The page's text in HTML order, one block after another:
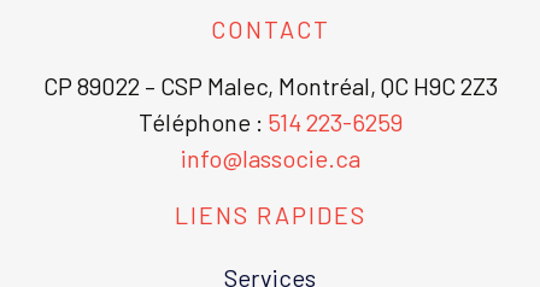
CONTACT
CP 89022 – CSP Malec, Montréal, QC H9C 2Z3
Téléphone : 514 223-6259
info@lassocie.ca
LIENS RAPIDES
Services